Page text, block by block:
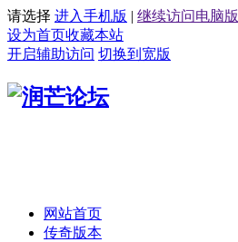
请选择 进入手机版 | 继续访问电脑版
设为首页收藏本站
开启辅助访问 切换到宽版
网站首页
传奇版本